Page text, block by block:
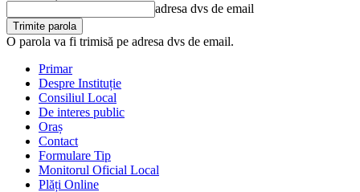
adresa dvs de email
O parola va fi trimisă pe adresa dvs de email.
Primar
Despre Instituție
Consiliul Local
De interes public
Oraș
Contact
Formulare Tip
Monitorul Oficial Local
Plăți Online